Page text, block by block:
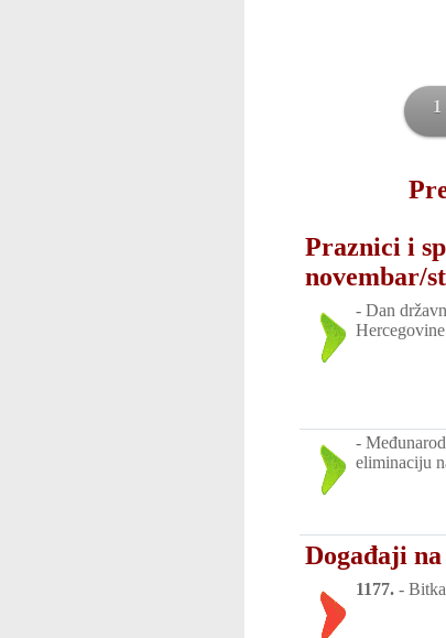
1
Praznici i
novembar/
- Dan
-
eliminaciju
Događaji
1177. -